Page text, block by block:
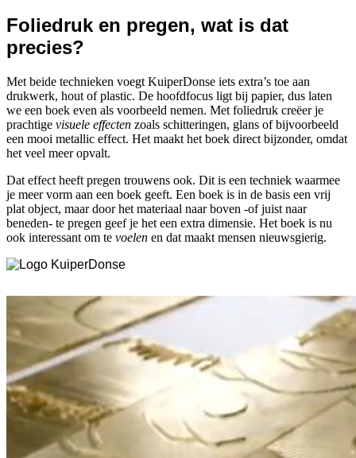
Foliedruk en pregen, wat is dat
precies?
Met beide technieken voegt KuiperDonse iets extra’s toe aan
drukwerk, hout of plastic. De hoofdfocus ligt bij papier, dus laten
we een boek even als voorbeeld nemen. Met foliedruk creëer je
prachtige visuele effecten zoals schitteringen, glans of bijvoorbeeld
een mooi metallic effect. Het maakt het boek direct bijzonder, omdat
het veel meer opvalt.
Dat effect heeft pregen trouwens ook. Dit is een techniek waarmee
je meer vorm aan een boek geeft. Een boek is in de basis een vrij
plat object, maar door het materiaal naar boven -of juist naar
beneden- te pregen geef je het een extra dimensie. Het boek is nu
ook interessant om te voelen en dat maakt mensen nieuwsgierig.